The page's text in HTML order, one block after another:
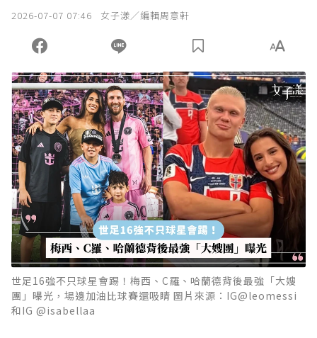
2026-07-07 07:46 女子漾／編輯周意軒
世足16強不只球星會踢！梅西、C羅、哈蘭德背後最強「大嫂
團」曝光，場邊加油比球賽還吸睛 圖片來源：IG@leomessi
和IG @isabellaa